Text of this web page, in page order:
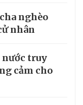
nghèo
nhân
nước truy
cảm cho